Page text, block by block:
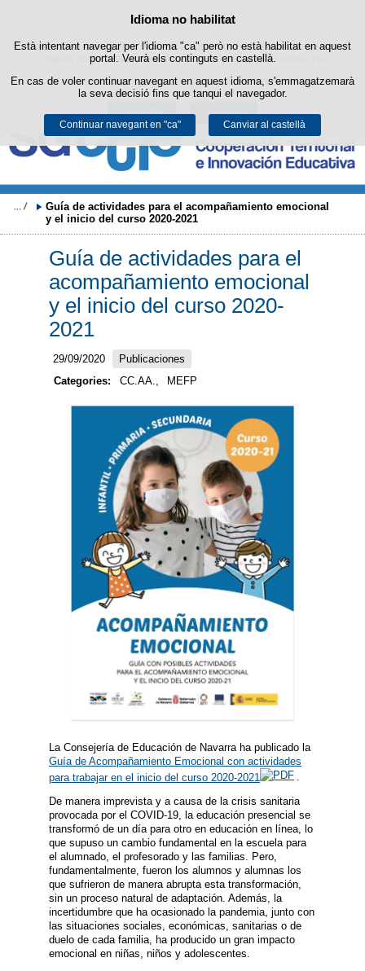
Política de cookies
Aquest lloc web utilitza cookies pròpies per facilitar la navegació i
cookies de tercers per obtenir estadístiques d'ús i satisfacció.
Podeu obtenir més informació a l'apartat "Cookies" del nostreavís legal.
Acceptar Rebutjar
Idioma no habilitat
Està intentant navegar per l'idioma "ca" però no està habilitat en aquest
portal. Veurà els continguts en castellà.
En cas de voler continuar navegant en aquest idioma, s'emmagatzemarà
la seva decisió fins que tanqui el navegador.
Continuar navegant en "ca" Canviar al castellà
Passar al contingut
Guía de actividades para el acompañamiento emocional
y el inicio del curso 2020-2021
Guía de actividades para el
acompañamiento emocional
y el inicio del curso 2020-
2021
29/09/2020
Publicaciones
Categories:
CC.AA., MEFP
La Consejería de Educación de Navarra ha publicado la
Guía de Acompañamiento Emocional con actividades
para trabajar en el inicio del curso 2020-2021
.
De manera imprevista y a causa de la crisis sanitaria
provocada por el COVID-19, la educación presencial se
transformó de un día para otro en educación en línea, lo
que supuso un cambio fundamental en la escuela para
el alumnado, el profesorado y las familias. Pero,
fundamentalmente, fueron los alumnos y alumnas los
que sufrieron de manera abrupta esta transformación,
sin un proceso natural de adaptación. Además, la
incertidumbre que ha ocasionado la pandemia, junto con
las situaciones sociales, económicas, sanitarias o de
duelo de cada familia, ha producido un gran impacto
emocional en niñas, niños y adolescentes.